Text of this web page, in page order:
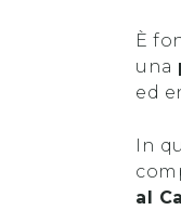
È
una
ed
In
al